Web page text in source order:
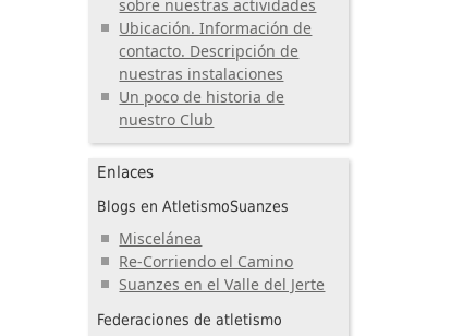
sobre nuestras actividades
Ubicación. Información de
contacto. Descripción de
nuestras instalaciones
Un poco de historia de
nuestro Club
Enlaces
Blogs en AtletismoSuanzes
Miscelánea
Re-Corriendo el Camino
Suanzes en el Valle del Jerte
Federaciones de atletismo